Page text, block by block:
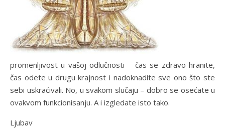
promenljivost u vašoj odlučnosti – čas se zdravo hranite,
čas odete u drugu krajnost i nadoknadite sve ono što ste
sebi uskraćivali. No, u svakom slučaju – dobro se osećate u
ovakvom funkcionisanju. A i izgledate isto tako.
Ljubav